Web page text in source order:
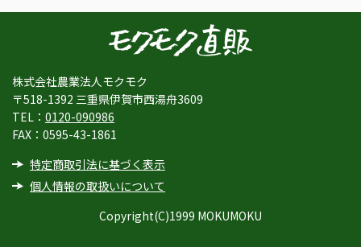
株式会社農業法人モクモク
〒518-1392 三重県伊賀市西湯舟3609
TEL： 0120-090986
FAX：0595-43-1861
特定商取引法に基づく表示
個人情報の取扱いについて
Copyright(C)1999 MOKUMOKU